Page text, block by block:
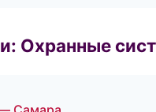
Охранные